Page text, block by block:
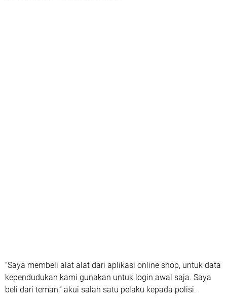
“Saya membeli alat alat dari aplikasi online shop, untuk data
kependudukan kami gunakan untuk login awal saja. Saya
beli dari teman,” akui salah satu pelaku kepada polisi.